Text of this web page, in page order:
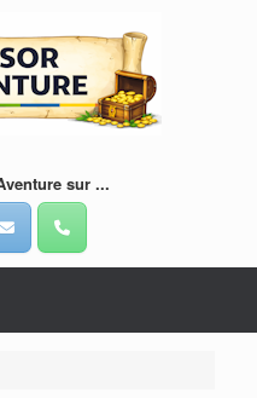
sur ...